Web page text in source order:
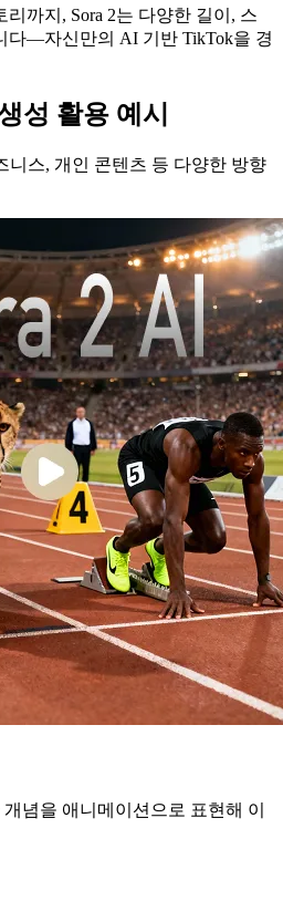
까지, Sora 2는 다양한 길이, 스
다—자신만의 AI 기반 TikTok을 경
성 활용 예시
니스, 개인 콘텐츠 등 다양한 방향
념을 애니메이션으로 표현해 이